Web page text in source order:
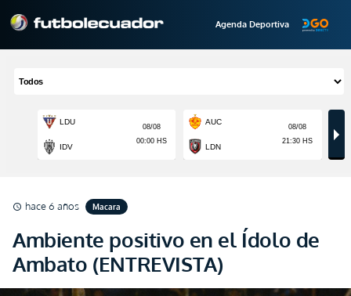
Agenda Deportiva
schedule hace 6 años Macara
Ambiente positivo en el Ídolo de
Ambato (ENTREVISTA)